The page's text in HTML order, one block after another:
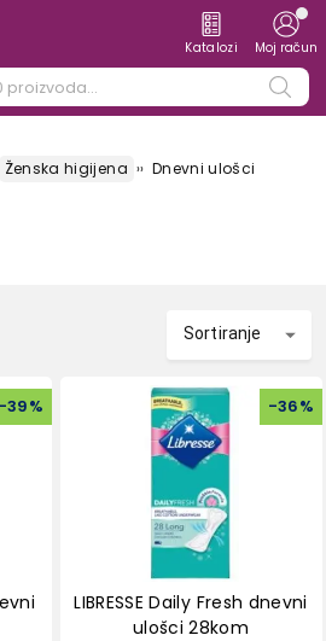
Katalozi Moj račun
Ženska higijena Dnevni ulošci
Sortiranje
-39% -36%
LIBRESSE Daily Fresh dnevni
ulošci 28kom